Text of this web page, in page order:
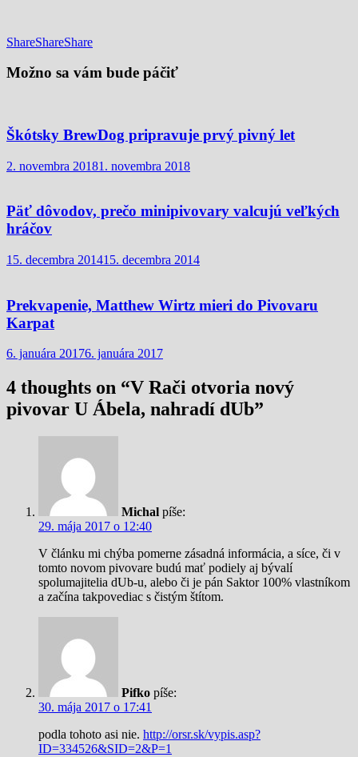
ShareShareShare
Možno sa vám bude páčiť
Škótsky BrewDog pripravuje prvý pivný let
2. novembra 20181. novembra 2018
Päť dôvodov, prečo minipivovary valcujú veľkých
hráčov
15. decembra 201415. decembra 2014
Prekvapenie, Matthew Wirtz mieri do Pivovaru
Karpat
6. januára 20176. januára 2017
4 thoughts on “V Rači otvoria nový
pivovar U Ábela, nahradí dUb”
Michal píše:
29. mája 2017 o 12:40
V článku mi chýba pomerne zásadná informácia, a síce, či v
tomto novom pivovare budú mať podiely aj bývalí
spolumajitelia dUb-u, alebo či je pán Saktor 100% vlastníkom
a začína takpovediac s čistým štítom.
Pifko píše:
30. mája 2017 o 17:41
podla tohoto asi nie. http://orsr.sk/vypis.asp?
ID=334526&SID=2&P=1